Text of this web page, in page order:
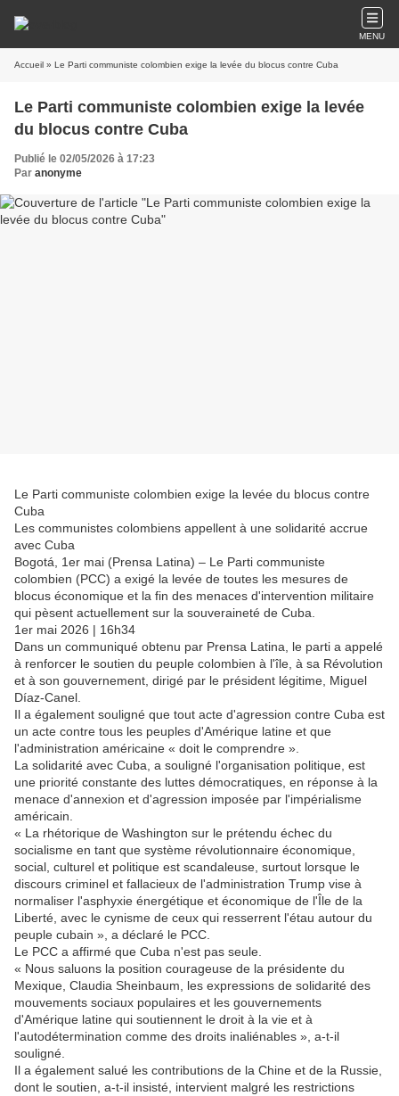
MENU
Accueil » Le Parti communiste colombien exige la levée du blocus contre Cuba
Le Parti communiste colombien exige la levée
du blocus contre Cuba
Publié le 02/05/2026 à 17:23
Par anonyme
Le Parti communiste colombien exige la levée du blocus contre
Cuba
Les communistes colombiens appellent à une solidarité accrue
avec Cuba
Bogotá, 1er mai (Prensa Latina) – Le Parti communiste
colombien (PCC) a exigé la levée de toutes les mesures de
blocus économique et la fin des menaces d'intervention militaire
qui pèsent actuellement sur la souveraineté de Cuba.
1er mai 2026 | 16h34
Dans un communiqué obtenu par Prensa Latina, le parti a appelé
à renforcer le soutien du peuple colombien à l'île, à sa Révolution
et à son gouvernement, dirigé par le président légitime, Miguel
Díaz-Canel.
Il a également souligné que tout acte d'agression contre Cuba est
un acte contre tous les peuples d'Amérique latine et que
l'administration américaine « doit le comprendre ».
La solidarité avec Cuba, a souligné l'organisation politique, est
une priorité constante des luttes démocratiques, en réponse à la
menace d'annexion et d'agression imposée par l'impérialisme
américain.
« La rhétorique de Washington sur le prétendu échec du
socialisme en tant que système révolutionnaire économique,
social, culturel et politique est scandaleuse, surtout lorsque le
discours criminel et fallacieux de l'administration Trump vise à
normaliser l'asphyxie énergétique et économique de l'Île de la
Liberté, avec le cynisme de ceux qui resserrent l'étau autour du
peuple cubain », a déclaré le PCC.
Le PCC a affirmé que Cuba n'est pas seule.
« Nous saluons la position courageuse de la présidente du
Mexique, Claudia Sheinbaum, les expressions de solidarité des
mouvements sociaux populaires et les gouvernements
d'Amérique latine qui soutiennent le droit à la vie et à
l'autodétermination comme des droits inaliénables », a-t-il
souligné.
Il a également salué les contributions de la Chine et de la Russie,
dont le soutien, a-t-il insisté, intervient malgré les restrictions